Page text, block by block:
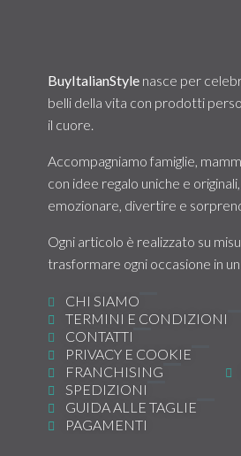
BuyItalianStyle nasce per
belli della vita con prodotti
il cuore.
Accompagniamo famiglie,
con idee regalo uniche e
emozionare, divertire e
Ogni articolo è realizzato su
trasformare ogni occasione in
CHI SIAMO
TERMINI E CONDIZIONI
CONTATTI
PRIVACY E COOKIE
FRANCHISING
SPEDIZIONI
GUIDA ALLE TAGLIE
PAGAMENTI